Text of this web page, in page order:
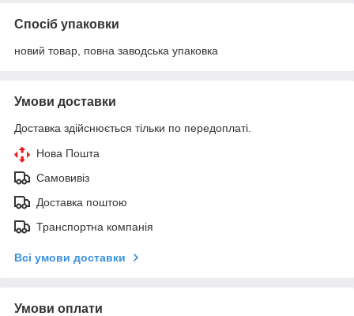
Спосіб упаковки
новий товар, повна заводська упаковка
Умови доставки
Доставка здійснюється тільки по передоплаті.
Нова Пошта
Самовивіз
Доставка поштою
Транспортна компанія
Всі умови доставки
Умови оплати